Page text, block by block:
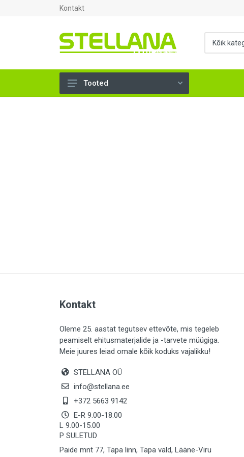
Kontakt
LIISTUD (183)
KIVID (31)
KATTED (132)
MAALRITARBED (1025)
SOOJUSTUS (16)
KEEMIA (220)
TÖÖRIIDED (117)
SAUN (8)
Tooted
Kontakt
Oleme 25. aastat tegutsev ettevõte, mis tegeleb
peamiselt ehitusmaterjalide ja -tarvete müügiga.
Meie juures leiad omale kõik koduks vajalikku!
STELLANA OÜ
info@stellana.ee
+372 5663 9142
E-R 9.00-18.00
L 9.00-15.00
P SULETUD
Paide mnt 77, Tapa linn, Tapa vald, Lääne-Viru